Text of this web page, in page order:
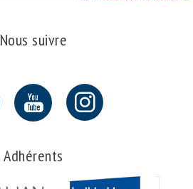
Nous suivre
Adhérents